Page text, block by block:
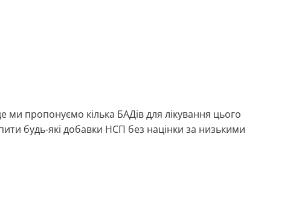
ми пропонуємо кілька БАДів для лікування цього
будь-які добавки НСП без націнки за низькими